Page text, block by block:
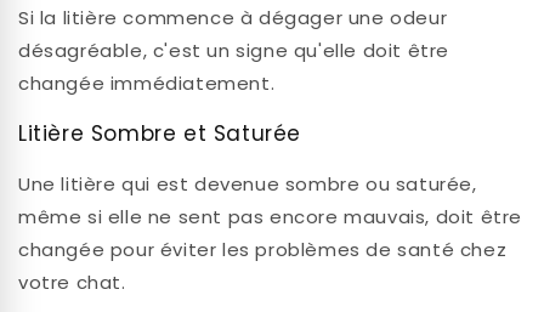
Si la litière commence à dégager une odeur
désagréable, c'est un signe qu'elle doit être
changée immédiatement.
Litière Sombre et Saturée
Une litière qui est devenue sombre ou saturée,
même si elle ne sent pas encore mauvais, doit être
changée pour éviter les problèmes de santé chez
votre chat.